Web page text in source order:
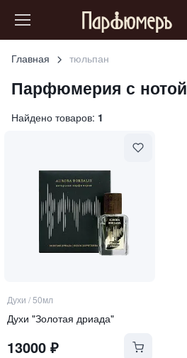
Главная тюльпан
Парфюмерия с нотой
Найдено товаров: 1
Духи /50мл
Духи "Золотая дриада"
13000 ₽